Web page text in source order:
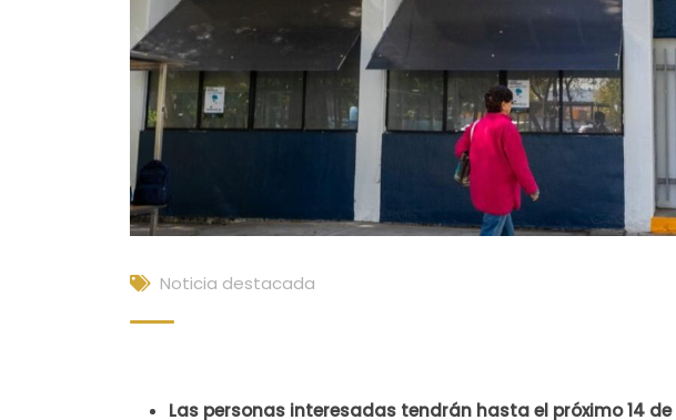
Noticia destacada
Las personas interesadas tendrán hasta el próximo 14